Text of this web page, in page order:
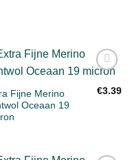
aan
Fijne Merino
Oceaan 19
€3.39